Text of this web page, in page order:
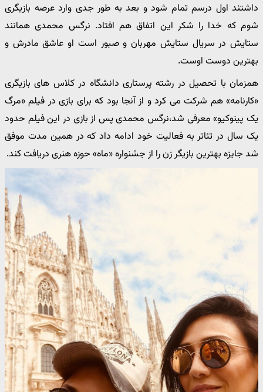
داشتند اول درسم تمام شود و بعد به طور جدی وارد عرصه بازیگری
شوم که خدا را شکر این اتفاق هم افتاد. نرگس محمدی همانند
ستایش در سریال ستایش مهربان و صبور است او عاشق مادرش و
بهترین دوست اوست.
همزمان با تحصیل در رشته پرستاری دانشگاه در کلاس های بازیگری
«کارنامه» هم شرکت می کرد و از آنجا بود که برای بازی در فیلم «مرگ
یک پینوکیو» معرفی شد،نرگس محمدی پس از بازی در این فیلم حدود
یک سال در تئاتر به فعالیت خود ادامه داد که در همین مدت موفق
شد جایزه بهترین بازیگر زن را از جشنواره «ماه» حوزه هنری دریافت کند.